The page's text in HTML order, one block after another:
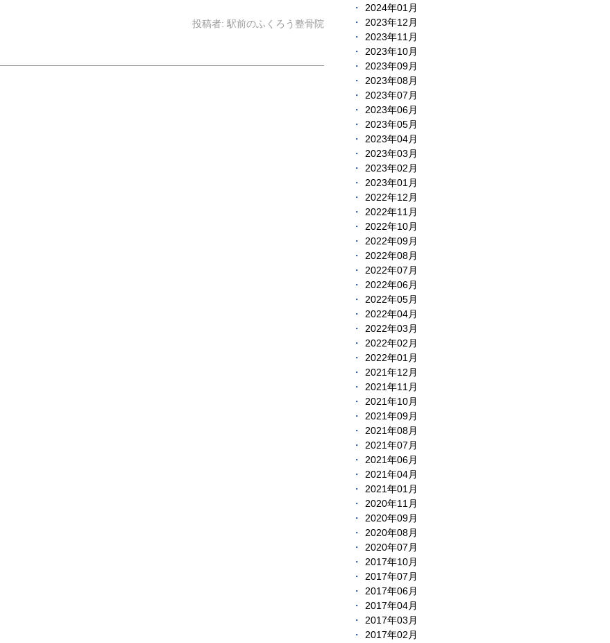
投稿者: 駅前のふくろう整骨院
2024年01月
2023年12月
2023年11月
2023年10月
2023年09月
2023年08月
2023年07月
2023年06月
2023年05月
2023年04月
2023年03月
2023年02月
2023年01月
2022年12月
2022年11月
2022年10月
2022年09月
2022年08月
2022年07月
2022年06月
2022年05月
2022年04月
2022年03月
2022年02月
2022年01月
2021年12月
2021年11月
2021年10月
2021年09月
2021年08月
2021年07月
2021年06月
2021年04月
2021年01月
2020年11月
2020年09月
2020年08月
2020年07月
2017年10月
2017年07月
2017年06月
2017年04月
2017年03月
2017年02月